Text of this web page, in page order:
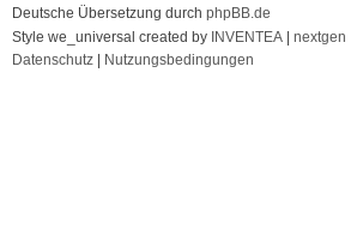
Deutsche Übersetzung durch phpBB.de
Style we_universal created by INVENTEA
nextgen
Datenschutz
Nutzungsbedingungen